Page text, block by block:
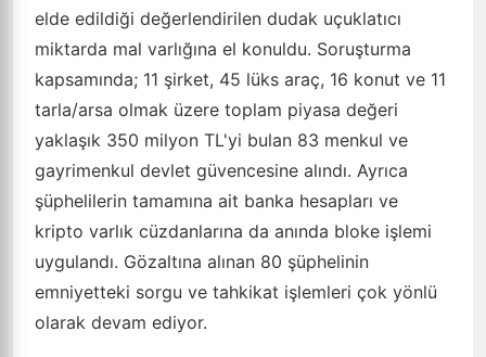
elde edildiği değerlendirilen dudak uçuklatıcı
miktarda mal varlığına el konuldu. Soruşturma
kapsamında; 11 şirket, 45 lüks araç, 16 konut ve 11
tarla/arsa olmak üzere toplam piyasa değeri
yaklaşık 350 milyon TL'yi bulan 83 menkul ve
gayrimenkul devlet güvencesine alındı. Ayrıca
şüphelilerin tamamına ait banka hesapları ve
kripto varlık cüzdanlarına da anında bloke işlemi
uygulandı. Gözaltına alınan 80 şüphelinin
emniyetteki sorgu ve tahkikat işlemleri çok yönlü
olarak devam ediyor.